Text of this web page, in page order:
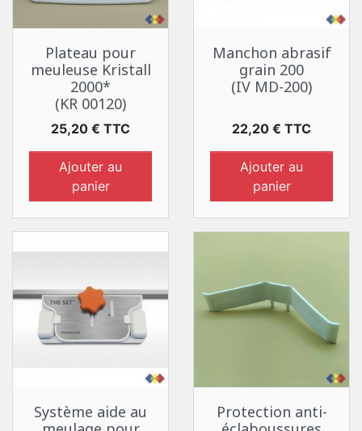
Plateau pour
meuleuse Kristall
2000*
(KR 00120)
Prix
25,20 € TTC
Ajouter au
panier
Manchon abrasif
grain 200
(IV MD-200)
Prix
22,20 € TTC
Ajouter au
panier
Système aide au
Protection anti-